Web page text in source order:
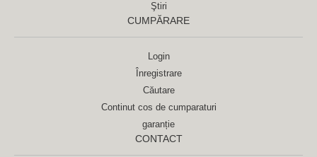
Ştiri
CUMPĂRARE
Login
Înregistrare
Căutare
Continut cos de cumparaturi
garanție
CONTACT